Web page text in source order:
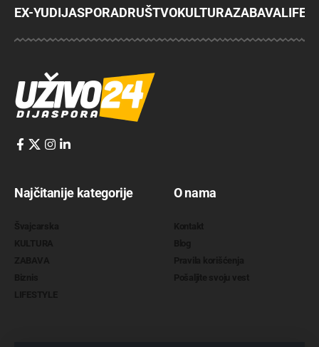
EX-YUDIJASPORADRUŠTVOKULTURAZABAVA
Najčitanije kategorije O nama